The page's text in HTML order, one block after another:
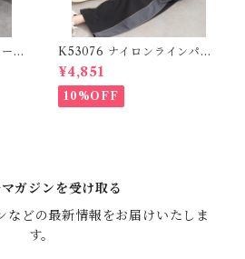
K53076 ナイロンラインパン
ツ / Nylon Line Pants (残り
わずか)
¥4,851
10%OFF
ガジンを受け取る
などの最新情報をお届けいたしま
す。